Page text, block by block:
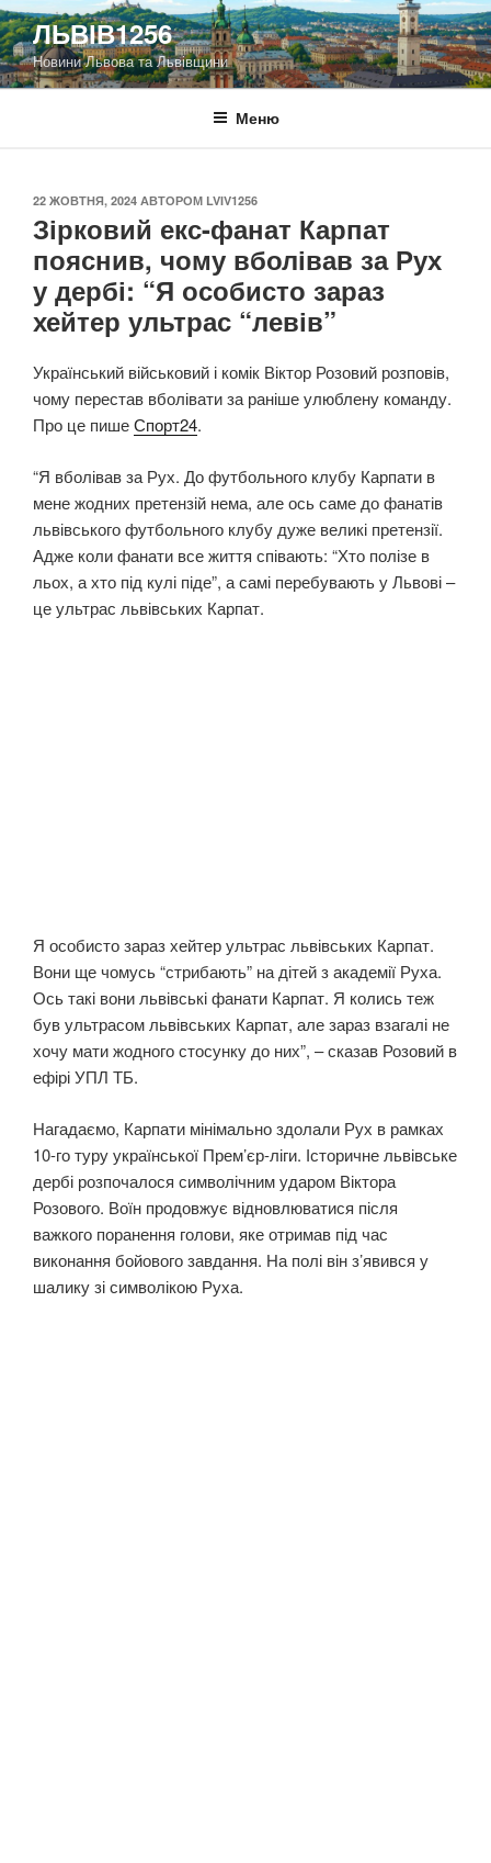
Перейти
до
вмісту
ЛЬВІВ1256
Новини Львова та Львівщини
Меню
ОПУБЛІКОВАНО
22 ЖОВТНЯ, 2024 АВТОРОМ LVIV1256
Зірковий екс-фанат Карпат
пояснив, чому вболівав за Рух
у дербі: “Я особисто зараз
хейтер ультрас “левів”
Український військовий і комік Віктор Розовий розповів,
чому перестав вболівати за раніше улюблену команду.
Про це пишеСпорт24.
“Я вболівав за Рух. До футбольного клубу Карпати в
мене жодних претензій нема, але ось саме до фанатів
львівського футбольного клубу дуже великі претензії.
Адже коли фанати все життя співають: “Хто полізе в
льох, а хто під кулі піде”, а самі перебувають у Львові –
це ультрас львівських Карпат.
Я особисто зараз хейтер ультрас львівських Карпат.
Вони ще чомусь “стрибають” на дітей з академії Руха.
Ось такі вони львівські фанати Карпат. Я колись теж
був ультрасом львівських Карпат, але зараз взагалі не
хочу мати жодного стосунку до них”, – сказав Розовий в
ефірі УПЛ ТБ.
Нагадаємо, Карпати мінімально здолали Рух в рамках
10-го туру української Прем’єр-ліги. Історичне львівське
дербі розпочалося символічним ударом Віктора
Розового. Воїн продовжує відновлюватися після
важкого поранення голови, яке отримав під час
виконання бойового завдання. На полі він з’явився у
шалику зі символікою Руха.